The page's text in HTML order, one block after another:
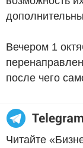
Вечером 1
после чего
Читайте